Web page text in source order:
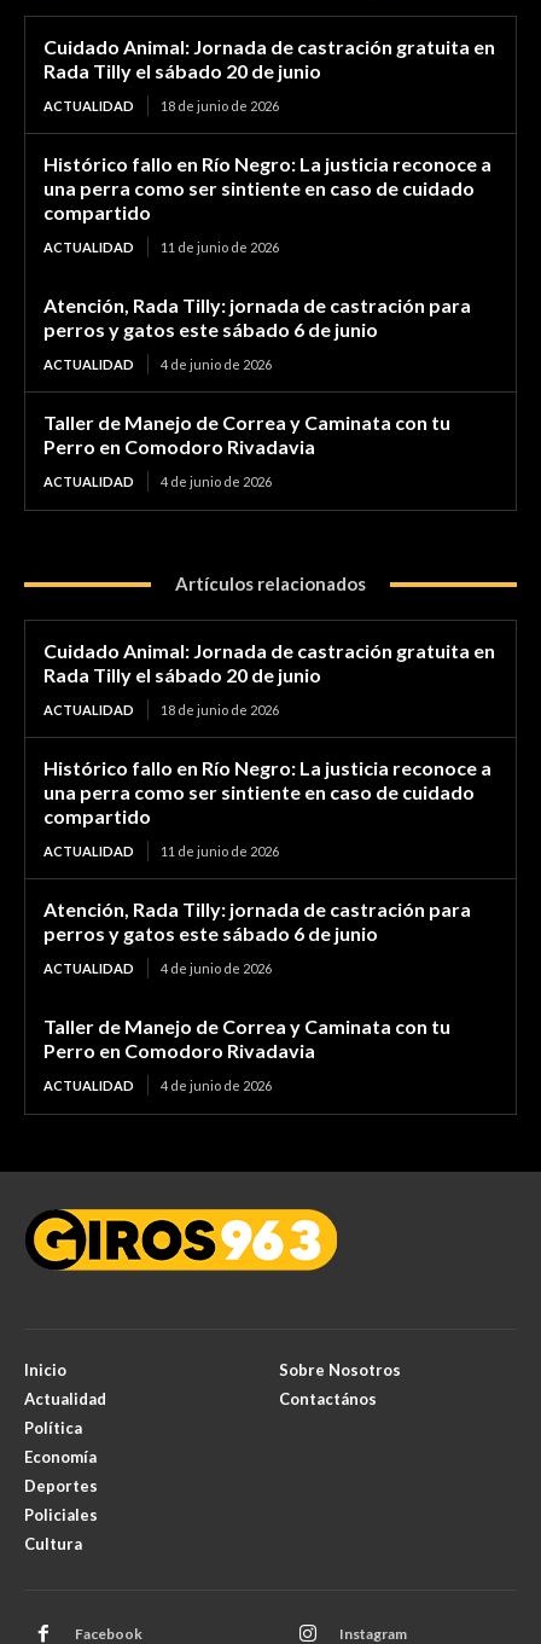
Cuidado Animal: Jornada de castración gratuita en
Rada Tilly el sábado 20 de junio
ACTUALIDAD 18 de junio de 2026
Histórico fallo en Río Negro: La justicia reconoce a
una perra como ser sintiente en caso de cuidado
compartido
ACTUALIDAD 11 de junio de 2026
Atención, Rada Tilly: jornada de castración para
perros y gatos este sábado 6 de junio
ACTUALIDAD 4 de junio de 2026
Taller de Manejo de Correa y Caminata con tu
Perro en Comodoro Rivadavia
ACTUALIDAD 4 de junio de 2026
Artículos relacionados
Cuidado Animal: Jornada de castración gratuita en
Rada Tilly el sábado 20 de junio
ACTUALIDAD 18 de junio de 2026
Histórico fallo en Río Negro: La justicia reconoce a
una perra como ser sintiente en caso de cuidado
compartido
ACTUALIDAD 11 de junio de 2026
Atención, Rada Tilly: jornada de castración para
perros y gatos este sábado 6 de junio
ACTUALIDAD 4 de junio de 2026
Taller de Manejo de Correa y Caminata con tu
Perro en Comodoro Rivadavia
ACTUALIDAD 4 de junio de 2026
Inicio
Actualidad
Política
Economía
Deportes
Policiales
Cultura
Sobre Nosotros
Contactános
Facebook Instagram